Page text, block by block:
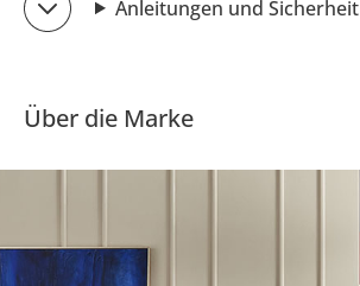
Anleitungen und Sicherheit
Über die Marke